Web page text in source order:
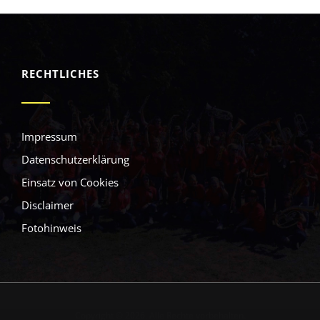
RECHTLICHES
Impressum
Datenschutzerklärung
Einsatz von Cookies
Disclaimer
Fotohinweis